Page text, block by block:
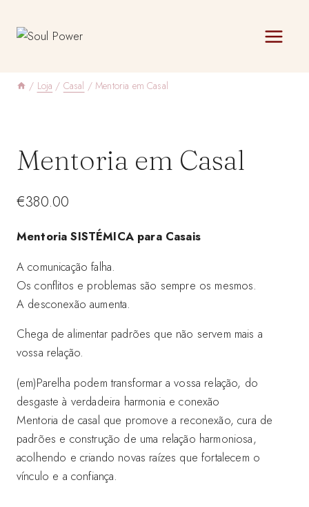
content
/ Loja / Casal / Mentoria em Casal
Mentoria em Casal
€380.00
Mentoria SISTÉMICA para Casais
A comunicação falha.
Os conflitos e problemas são sempre os mesmos.
A desconexão aumenta.
Chega de alimentar padrões que não servem mais a
vossa relação.
(em)Parelha podem transformar a vossa relação, do
desgaste à verdadeira harmonia e conexão
Mentoria de casal que promove a reconexão, cura de
padrões e construção de uma relação harmoniosa,
acolhendo e criando novas raízes que fortalecem o
vínculo e a confiança.